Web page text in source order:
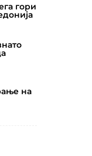
гори
на